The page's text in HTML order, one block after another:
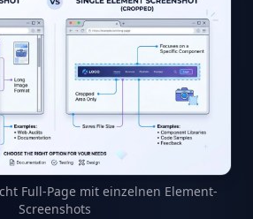
Full-Page mit einzelnen Element-
Screenshots